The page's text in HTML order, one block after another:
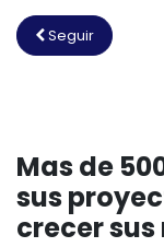
Seguir
Mas de
sus
crecer